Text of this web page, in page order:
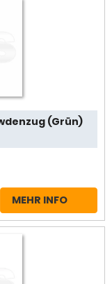
(Grün)
MEHR INFO